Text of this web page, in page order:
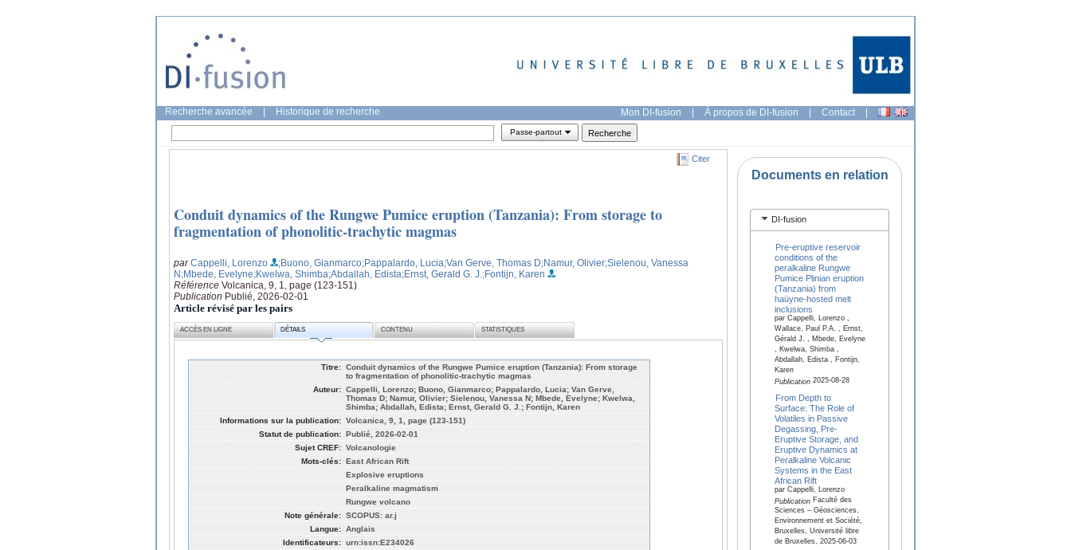
Recherche avancée Historique de recherche Mon DI-fusion | À propos de DI-fusion | Contact |
Passe-partout
Citer
Conduit dynamics of the Rungwe Pumice eruption (Tanzania): From storage to
fragmentation of phonolitic-trachytic magmas
parCappelli, Lorenzo ;Buono, Gianmarco;Pappalardo, Lucia;Van Gerve, Thomas D;Namur, Olivier;Sielenou, Vanessa
N;Mbede, Evelyne;Kwelwa, Shimba;Abdallah, Edista;Ernst, Gerald G. J. ;Fontijn, Karen
Référence Volcanica, 9, 1, page (123-151)
Publication Publié, 2026-02-01
Article révisé par les pairs
ACCÈS EN LIGNE DÉTAILS CONTENU STATISTIQUES
Titre: Conduit dynamics of the Rungwe Pumice eruption (Tanzania): From storage
to fragmentation of phonolitic-trachytic magmas
Auteur: Cappelli, Lorenzo; Buono, Gianmarco; Pappalardo, Lucia; Van Gerve,
Thomas D; Namur, Olivier; Sielenou, Vanessa N; Mbede, Evelyne; Kwelwa,
Shimba; Abdallah, Edista; Ernst, Gerald G. J.; Fontijn, Karen
Informations sur la publication: Volcanica, 9, 1, page (123-151)
Statut de publication: Publié, 2026-02-01
Sujet CREF: Volcanologie
Mots-clés: East African Rift
Explosive eruptions
Peralkaline magmatism
Rungwe volcano
Note générale: SCOPUS: ar.j
Langue: Anglais
Identificateurs: urn:issn:E234026
Documents en relation
DI-fusion
Pre-eruptive reservoir
conditions of the
peralkaline Rungwe
Pumice Plinian eruption
(Tanzania) from
haüyne-hosted melt
inclusions
par Cappelli, Lorenzo ,
Wallace, Paul P.A. , Ernst,
Gérald J. , Mbede, Evelyne
, Kwelwa, Shimba ,
Abdallah, Edista , Fontijn,
Karen
Publication2025-08-28
From Depth to
Surface: The Role of
Volatiles in Passive
Degassing, Pre-
Eruptive Storage, and
Eruptive Dynamics at
Peralkaline Volcanic
Systems in the East
African Rift
par Cappelli, Lorenzo
PublicationFaculté des
Sciences – Géosciences,
Environnement et Société,
Bruxelles, Université libre
de Bruxelles, 2025-06-03